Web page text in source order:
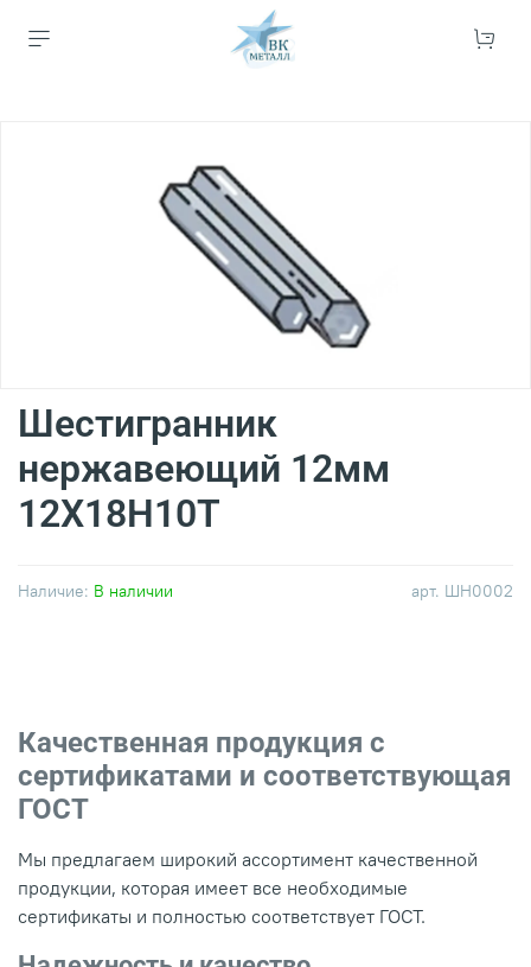
арт. ШН0002
Наличие: В наличии
Шестигранник
нержавеющий 12мм
12Х18Н10Т
Качественная продукция с
сертификатами и соответствующая
ГОСТ
Мы предлагаем широкий ассортимент качественной
продукции, которая имеет все необходимые
сертификаты и полностью соответствует ГОСТ.